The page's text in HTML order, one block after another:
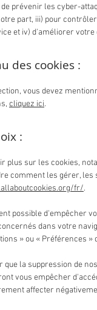
prévenir les cyber-
part, iii) pour
et iv) d'améliorer votre
des cookies :
vous devez
cliquez ici.
:
plus sur les cookies,
comment les gérer, les
fr/.
possible d'empêcher
dans votre
»ou « Préférences »
que la suppression de
vous empêcher
affecter